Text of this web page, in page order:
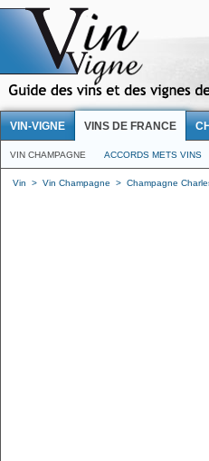
VIN-VIGNE VINS DE FRANCE
VIN CHAMPAGNE ACCORDS METS VINS
Vin > Vin Champagne > Champagne